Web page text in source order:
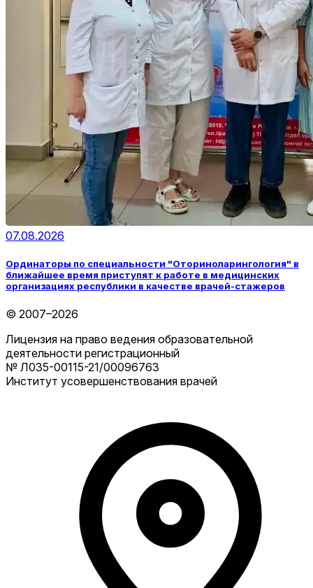
07.08.2026
Ординаторы по специальности "Оториноларингология" в
ближайшее время приступят к работе в медицинских
организациях республики в качестве врачей-стажеров
© 2007–2026
Лицензия на право ведения образовательной
деятельности регистрационный
№ Л035-00115-21/00096763
Институт усовершенствования врачей